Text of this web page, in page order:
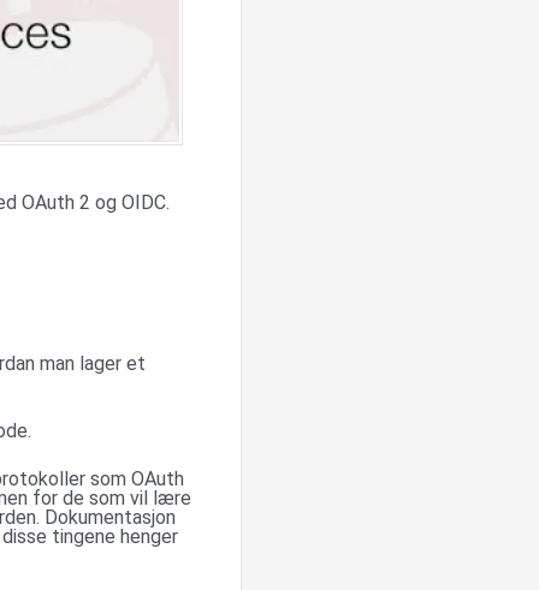
OAuth 2 og OIDC.
man lager et
som OAuth
for de som vil lære
Dokumentasjon
tingene henger